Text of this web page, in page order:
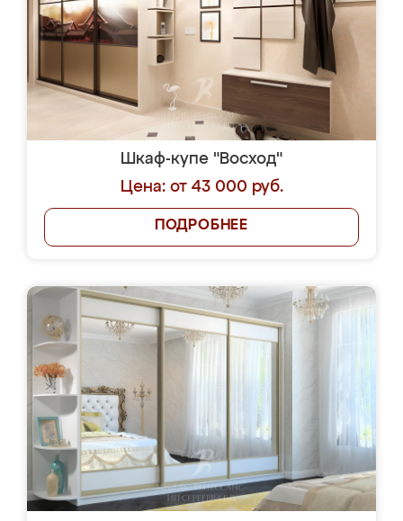
Шкаф-купе "Восход"
Цена: от 43 000 руб.
ПОДРОБНЕЕ